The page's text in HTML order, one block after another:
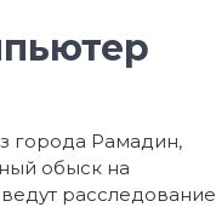
города Рамадин,
обыск на
расследование